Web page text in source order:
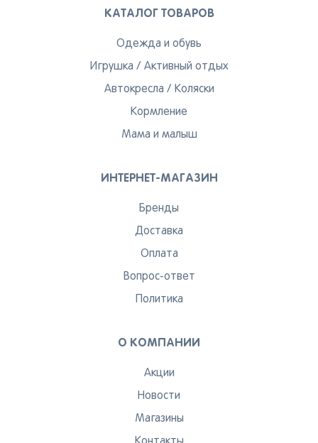
КАТАЛОГ ТОВАРОВ
Одежда и обувь
Игрушка / Активный отдых
Автокресла / Коляски
Кормление
Мама и малыш
ИНТЕРНЕТ-МАГАЗИН
Бренды
Доставка
Оплата
Вопрос-ответ
Политика
О КОМПАНИИ
Акции
Новости
Магазины